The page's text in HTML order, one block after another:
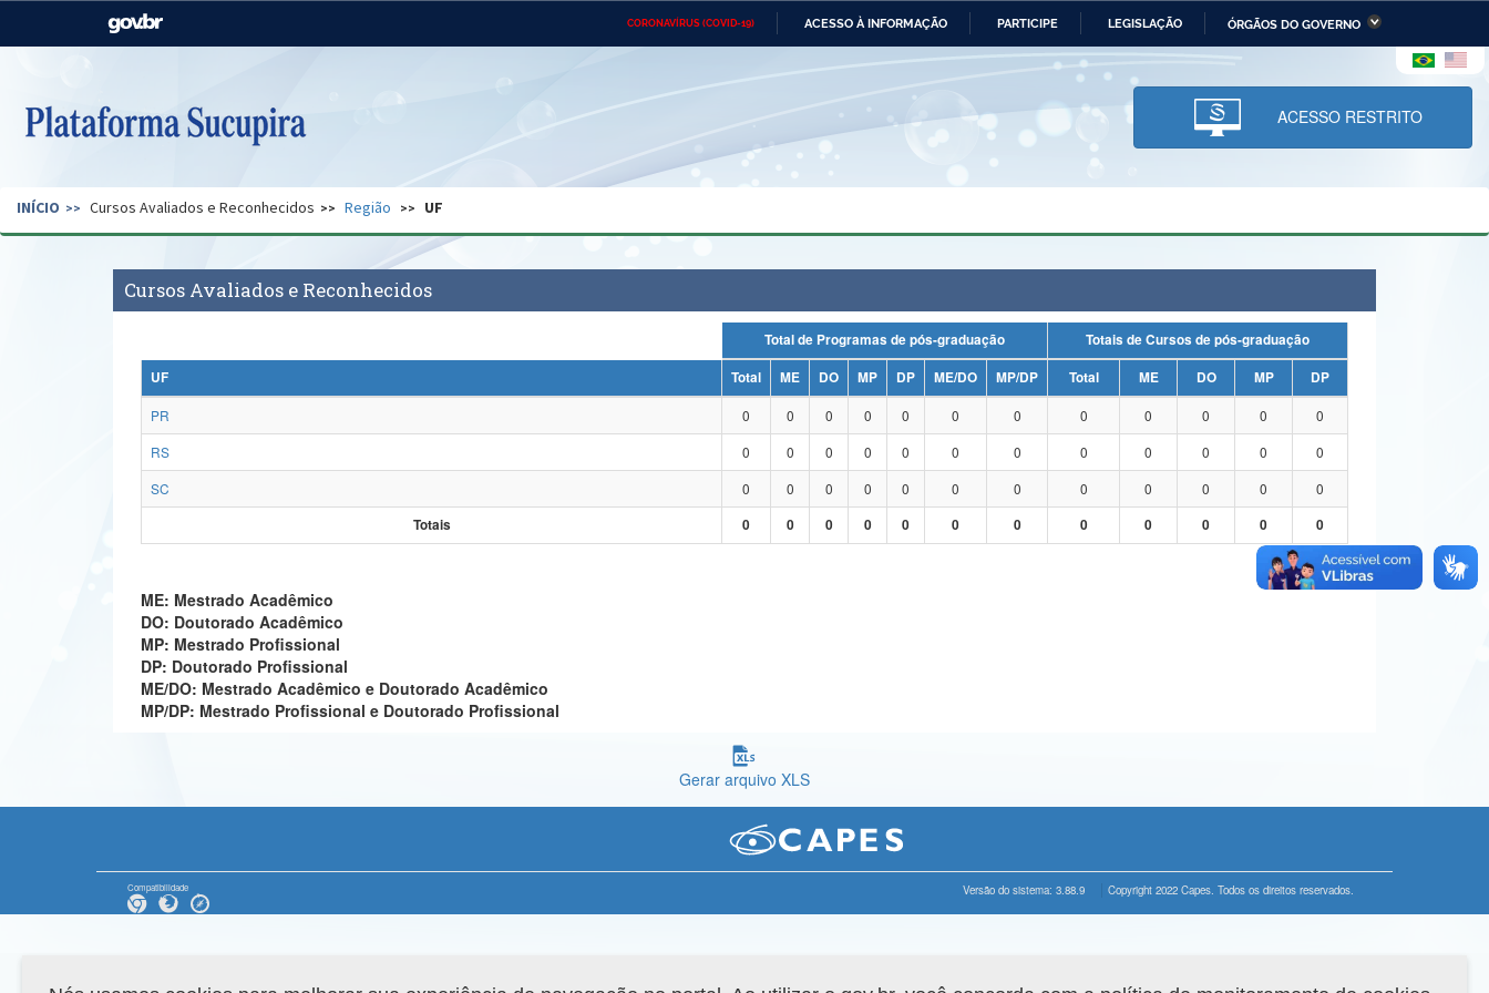
CORONAVÍRUS (COVID-19) ACESSO À INFORMAÇÃO PARTICIPE LEGISLAÇÃO ÓRGÃOS DO GOVERNO
Casa Civil Ministério das Relações Ministério da Economia Ministério da Infraestrutura
Pecuária e Abastecimento
Ministério da Ciência,
Tecnologia, Inovações e
Comunicações
Ministério do Desenvolvimento
Regional e dos Direitos Humanos
Secretaria de Governo Gabinete de Segurança Advocacia-Geral da União Banco Central do Brasil Planalto
ACESSO RESTRITO
INÍCIO Cursos Avaliados e Reconhecidos Região UF
Cursos Avaliados e Reconhecidos
Total de Programas de pós-graduação
Totais de Cursos de pós-graduação
UF
Total ME DO MP DP ME/DO MP/DP Total ME DO MP
DP
PR
0 0 0 0 0 0 0 0 0 0 0
0
RS
0 0 0 0 0 0 0 0 0 0 0
0
SC
0 0 0 0 0 0 0 0 0 0 0
0
Totais
0 0 0 0 0 0 0 0 0 0 0 0
ME: Mestrado Acadêmico
DO: Doutorado Acadêmico
MP: Mestrado Profissional
DP: Doutorado Profissional
ME/DO: Mestrado Acadêmico e Doutorado Acadêmico
MP/DP: Mestrado Profissional e Doutorado Profissional
Gerar arquivo XLS
Compatibilidade Versão do sistema: 3.88.9 Copyright 2022 Capes. Todos os direitos reservados.